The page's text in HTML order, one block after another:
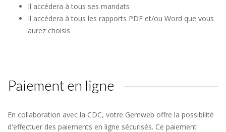
Il accédera à tous ses mandats
Il accédera à tous les rapports PDF et/ou Word que vous
aurez choisis
Paiement en ligne
En collaboration avec la CDC, votre Gemweb offre la possibilité
d'effectuer des paiements en ligne sécurisés. Ce paiement